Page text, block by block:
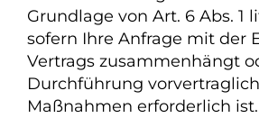
Grundlage von Art. 6 Abs. 1
sofern Ihre Anfrage mit der
Vertrags zusammenhängt
Durchführung
Maßnahmen erforderlich